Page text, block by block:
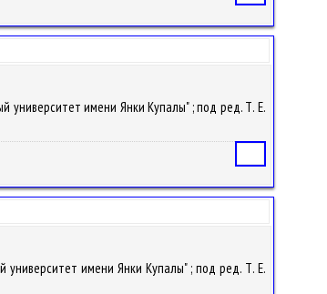
университет имени Янки Купалы" ; под ред. Т. Е.
университет имени Янки Купалы" ; под ред. Т. Е.